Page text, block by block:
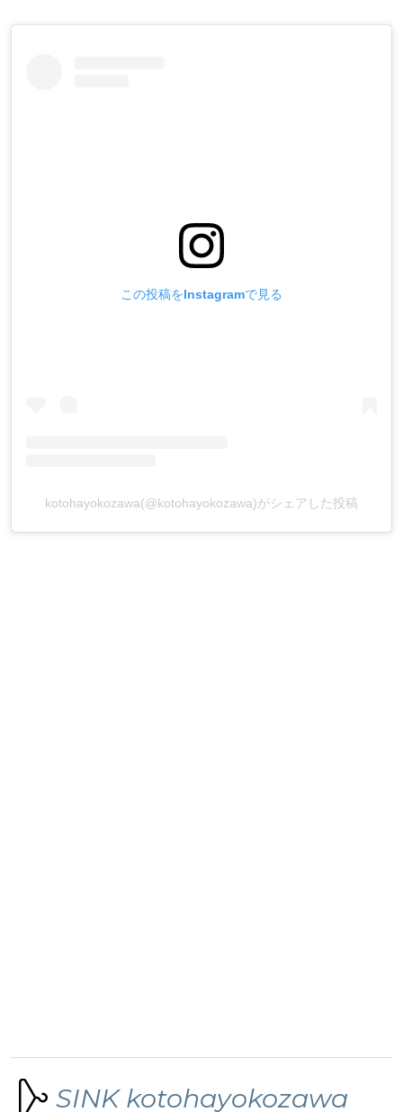
この投稿をInstagramで見る
kotohayokozawa(@kotohayokozawa)がシェアした投稿
SINK kotohayokozawa